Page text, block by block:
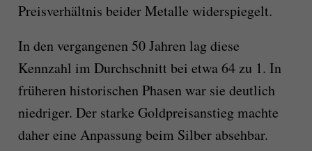
Preisverhältnis beider Metalle widerspiegelt.
In den vergangenen 50 Jahren lag diese
Kennzahl im Durchschnitt bei etwa 64 zu 1. In
früheren historischen Phasen war sie deutlich
niedriger. Der starke Goldpreisanstieg machte
daher eine Anpassung beim Silber absehbar.